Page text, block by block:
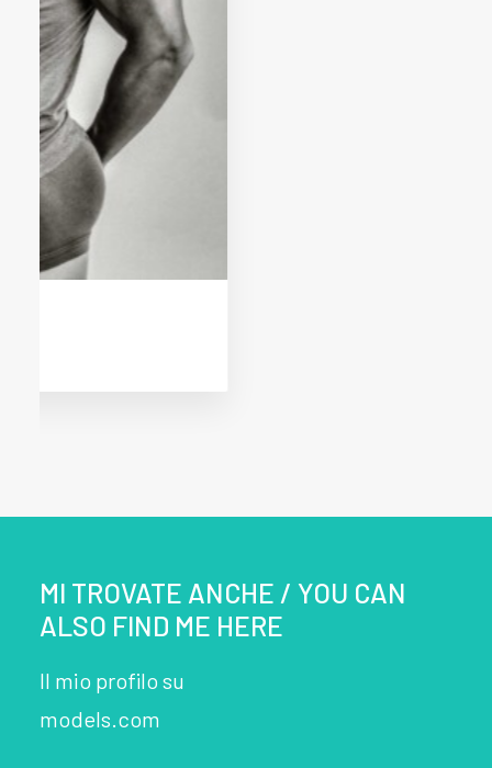
MI TROVATE ANCHE / YOU CAN
ALSO FIND ME HERE
Il mio profilo su
models.com